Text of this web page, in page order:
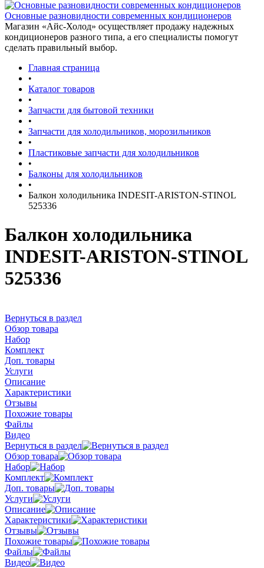
Основные разновидности современных кондиционеров
Магазин «Айс-Холод» осуществляет продажу надежных
кондиционеров разного типа, а его специалисты помогут
сделать правильный выбор.
Главная страница
•
Каталог товаров
•
Запчасти для бытовой техники
•
Запчасти для холодильников, морозильников
•
Пластиковые запчасти для холодильников
•
Балконы для холодильников
•
Балкон холодильника INDESIT-ARISTON-STINOL
525336
Балкон холодильника
INDESIT-ARISTON-STINOL
525336
Вернуться в раздел
Обзор товара
Набор
Комплект
Доп. товары
Услуги
Описание
Характеристики
Отзывы
Похожие товары
Файлы
Видео
Вернуться в раздел
Обзор товара
Набор
Комплект
Доп. товары
Услуги
Описание
Характеристики
Отзывы
Похожие товары
Файлы
Видео